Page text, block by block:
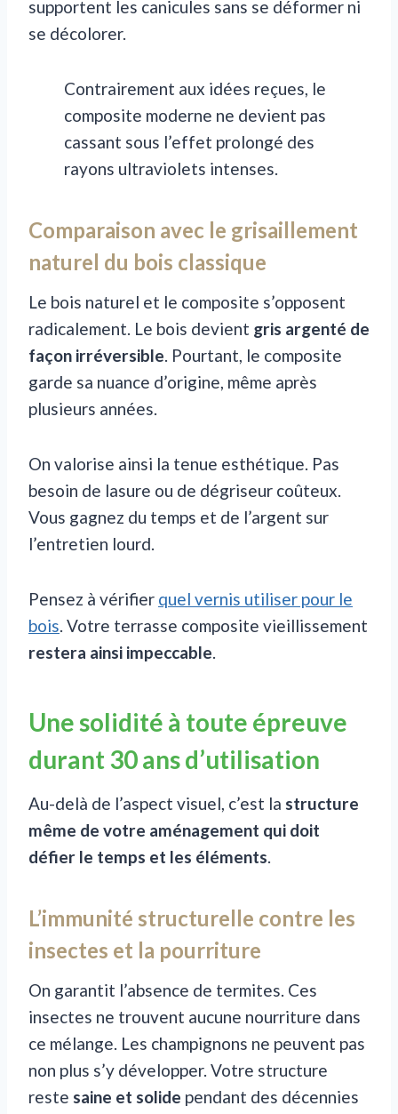
supportent les canicules sans se déformer ni
se décolorer.
Contrairement aux idées reçues, le
composite moderne ne devient pas
cassant sous l’effet prolongé des
rayons ultraviolets intenses.
Comparaison avec le grisaillement
naturel du bois classique
Le bois naturel et le composite s’opposent
radicalement. Le bois devient gris argenté de
façon irréversible. Pourtant, le composite
garde sa nuance d’origine, même après
plusieurs années.
On valorise ainsi la tenue esthétique. Pas
besoin de lasure ou de dégriseur coûteux.
Vous gagnez du temps et de l’argent sur
l’entretien lourd.
Pensez à vérifier quel vernis utiliser pour le
bois. Votre terrasse composite vieillissement
restera ainsi impeccable.
Une solidité à toute épreuve
durant 30 ans d’utilisation
Au-delà de l’aspect visuel, c’est la structure
même de votre aménagement qui doit
défier le temps et les éléments.
L’immunité structurelle contre les
insectes et la pourriture
On garantit l’absence de termites. Ces
insectes ne trouvent aucune nourriture dans
ce mélange. Les champignons ne peuvent pas
non plus s’y développer. Votre structure
reste saine et solide pendant des décennies